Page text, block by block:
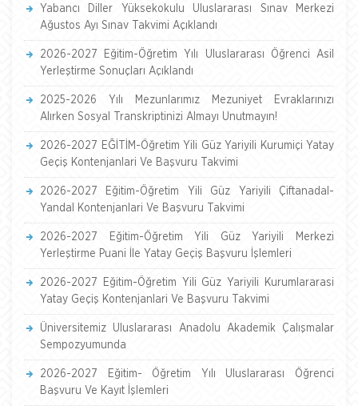
Yabancı Diller Yüksekokulu Uluslararası Sınav Merkezi
Ağustos Ayı Sınav Takvimi Açıklandı
2026-2027 Eğitim-Öğretim Yılı Uluslararası Öğrenci Asil
Yerleştirme Sonuçları Açıklandı
2025-2026 Yılı Mezunlarımız Mezuniyet Evraklarınızı
Alırken Sosyal Transkriptinizi Almayı Unutmayın!
2026-2027 EĞİTİM-Öğretim Yili Güz Yariyili Kurumiçi Yatay
Geçiş Kontenjanlari Ve Başvuru Takvimi
2026-2027 Eğitim-Öğretim Yili Güz Yariyili Çiftanadal-
Yandal Kontenjanlari Ve Başvuru Takvimi
2026-2027 Eğitim-Öğretim Yili Güz Yariyili Merkezi
Yerleştirme Puani İle Yatay Geçiş Başvuru İşlemleri
2026-2027 Eğitim-Öğretim Yili Güz Yariyili Kurumlararasi
Yatay Geçiş Kontenjanlari Ve Başvuru Takvimi
Üniversitemiz Uluslararası Anadolu Akademik Çalışmalar
Sempozyumunda
2026-2027 Eğitim- Öğretim Yılı Uluslararası Öğrenci
Başvuru Ve Kayıt İşlemleri